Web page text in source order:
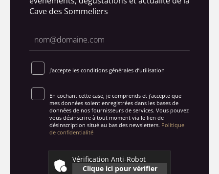
Cave des Sommeliers
J’accepte les conditions générales d’utilisation
En cochant cette case, je comprends et j'accepte que
mes données soient enregistrées dans les bases de
données de nos fournisseurs de services. Vous pouvez
vous désinscrire à tout moment via le lien de
désinscription situé au bas des newsletters. Politique
de confidentialité
Vérification Anti-Robot
Clique ici pour vérifier